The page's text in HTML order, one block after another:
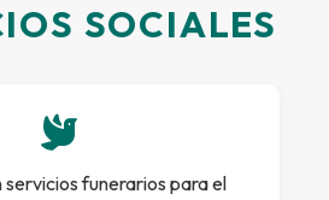
SOCIALES
funerarios para el